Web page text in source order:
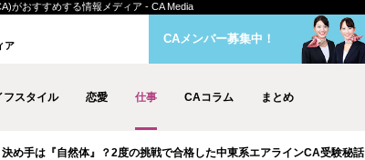
がおすすめする情報メディア - CA Media
ア
フスタイル 恋愛 仕事 CAコラム まとめ
CAメンバー募集中！
決め手は『自然体』？2度の挑戦で合格した中東系エアラインCA受験秘話